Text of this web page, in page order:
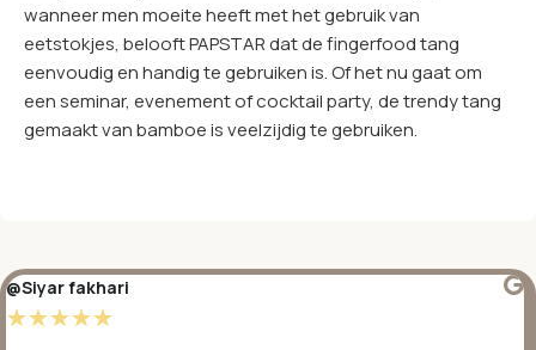
wanneer men moeite heeft met het gebruik van
eetstokjes, belooft PAPSTAR dat de fingerfood tang
eenvoudig en handig te gebruiken is. Of het nu gaat om
een seminar, evenement of cocktail party, de trendy tang
gemaakt van bamboe is veelzijdig te gebruiken.
@Siyar fakhari
☆☆☆☆☆